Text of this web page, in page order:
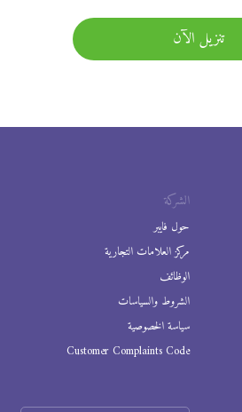
تنزيل الآن
الشركة
حول فايبر
مركز العلامات التجارية
الوظائف
الشروط والسياسات
سياسة الخصوصية
Customer Complaints Code